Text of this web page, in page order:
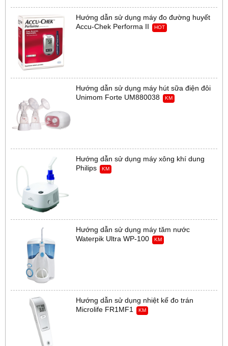
Hướng dẫn sử dụng máy đo đường huyết
Accu-Chek Performa II
HOT
Hướng dẫn sử dụng máy hút sữa điện đôi
Unimom Forte UM880038
KM
Hướng dẫn sử dụng máy xông khí dung
Philips
KM
Hướng dẫn sử dụng máy tăm nước
Waterpik Ultra WP-100
KM
Hướng dẫn sử dụng nhiệt kế đo trán
Microlife FR1MF1
KM